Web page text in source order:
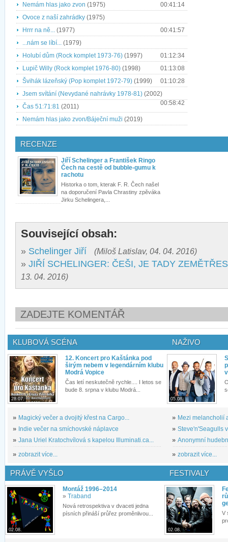
Nemám hlas jako zvon (1975)
00:41:14
Ovoce z naší zahrádky (1975)
Hrrr na ně... (1977)
00:41:57
...nám se líbí... (1979)
Holubí dům (Rock komplet 1973-76) (1997)
01:12:34
Lupič Willy (Rock komplet 1976-80) (1998)
01:13:08
Švihák lázeňský (Pop komplet 1972-79) (1999)
01:10:28
Jsem svítání (Nevydané nahrávky 1978-81) (2002)
00:58:42
Čas 51:71:81 (2011)
Nemám hlas jako zvon/Báječní muži (2019)
RECENZE
Jiří Schelinger a František Ringo
Čech na cestě od bubble-gumu k
rachotu
Historka o tom, kterak F. R. Čech našel
na doporučení Pavla Chrastiny zpěváka
Jirku Schelingera,...
Související obsah:
» Schelinger Jiří (Miloš Latislav, 04. 04. 2016)
» JIŘÍ SCHELINGER: ČEŠI, JE TADY
13. 04. 2016)
ZADEJTE KOMENTÁŘ
KLUBOVÁ SCÉNA
28.07.
12. Koncert pro Kaštánka pod
širým nebem v legendárním klubu
Modrá Vopice
Čas letí neskutečně rychle.... I letos se
bude 8. srpna v klubu Modrá...
» Magický večer a dvojitý křest na Cargo...
» Indie večer na smíchovské náplavce
» Jana Uriel Kratochvílová s kapelou Illuminati.ca...
» zobrazit více...
NAŽIVO
05.08.
» Mezi melancholií
» Steve'n'Seagulls
» Anonymní
» zobrazit více...
PRÁVĚ VYŠLO
02.08.
Montáž 1996–2014
» Traband
Nová retrospektiva v dvaceti jedna
písních přináší průřez proměnlivou...
FESTIVALY
02.08.
V